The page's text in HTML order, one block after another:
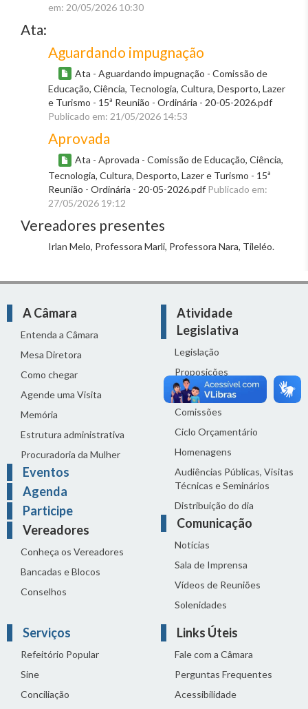
em: 20/05/2026 10:30
Ata:
Aguardando impugnação
Ata - Aguardando impugnação - Comissão de
Educação, Ciência, Tecnologia, Cultura, Desporto, Lazer
e Turismo - 15ª Reunião - Ordinária - 20-05-2026.pdf
Publicado em: 21/05/2026 14:53
Aprovada
Ata - Aprovada - Comissão de Educação, Ciência,
Tecnologia, Cultura, Desporto, Lazer e Turismo - 15ª
Reunião - Ordinária - 20-05-2026.pdf Publicado em:
27/05/2026 19:12
Vereadores presentes
Irlan Melo, Professora Marli, Professora Nara, Tileléo.
A Câmara
Entenda a Câmara
Mesa Diretora
Como chegar
Agende uma Visita
Memória
Estrutura administrativa
Procuradoria da Mulher
Eventos
Agenda
Participe
Vereadores
Conheça os Vereadores
Bancadas e Blocos
Conselhos
Atividade
Legislativa
Legislação
Proposições
Reuniões
Comissões
Ciclo Orçamentário
Homenagens
Audiências Públicas, Visitas
Técnicas e Seminários
Distribuição do dia
Comunicação
Notícias
Sala de Imprensa
Vídeos de Reuniões
Solenidades
Serviços
Refeitório Popular
Sine
Conciliação
Links Úteis
Fale com a Câmara
Perguntas Frequentes
Acessibilidade